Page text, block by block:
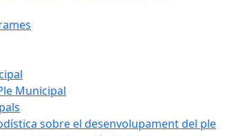
Municipal
sobre el desenvolupament del ple